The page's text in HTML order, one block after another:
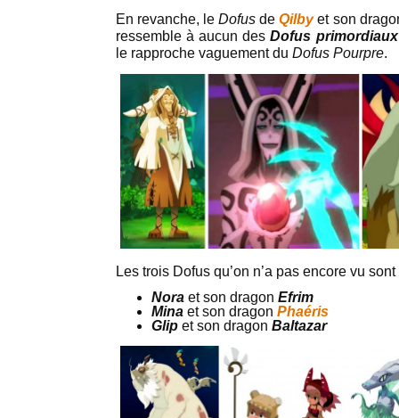
En revanche, leDofus deQilby et son
ressemble à aucun desDofus primordiaux
le rapproche vaguement du Dofus Pourpre.
Les trois Dofus qu’on n’a pas encore vu
Nora et son dragon Efrim
Mina et son dragon Phaéris
Glip et son dragon Baltazar